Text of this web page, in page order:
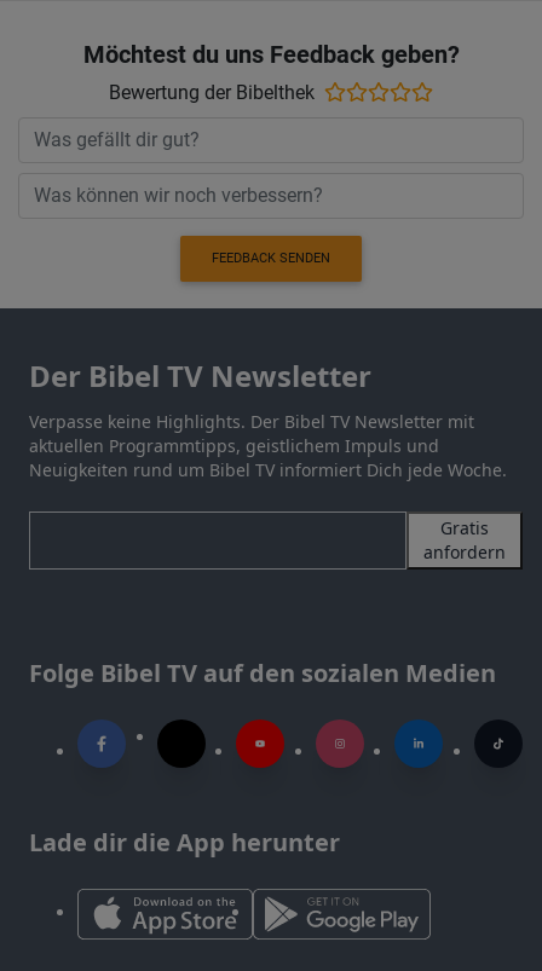
Möchtest du uns Feedback geben?
Bewertung der Bibelthek
FEEDBACK SENDEN
Der Bibel TV Newsletter
Verpasse keine Highlights. Der Bibel TV Newsletter mit
aktuellen Programmtipps, geistlichem Impuls und
Neuigkeiten rund um Bibel TV informiert Dich jede Woche.
Gratis
anfordern
Folge Bibel TV auf den sozialen Medien
Lade dir die App herunter